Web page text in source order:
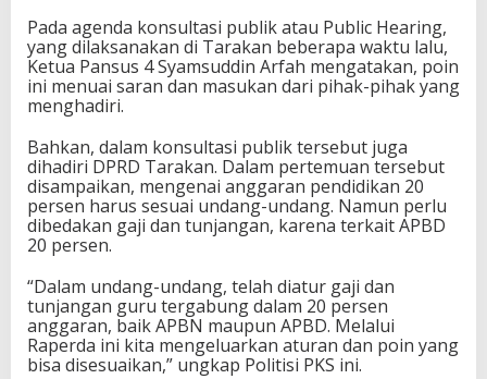
Pada agenda konsultasi publik atau Public Hearing,
yang dilaksanakan di Tarakan beberapa waktu lalu,
Ketua Pansus 4 Syamsuddin Arfah mengatakan, poin
ini menuai saran dan masukan dari pihak-pihak yang
menghadiri.
Bahkan, dalam konsultasi publik tersebut juga
dihadiri DPRD Tarakan. Dalam pertemuan tersebut
disampaikan, mengenai anggaran pendidikan 20
persen harus sesuai undang-undang. Namun perlu
dibedakan gaji dan tunjangan, karena terkait APBD
20 persen.
“Dalam undang-undang, telah diatur gaji dan
tunjangan guru tergabung dalam 20 persen
anggaran, baik APBN maupun APBD. Melalui
Raperda ini kita mengeluarkan aturan dan poin yang
bisa disesuaikan,” ungkap Politisi PKS ini.